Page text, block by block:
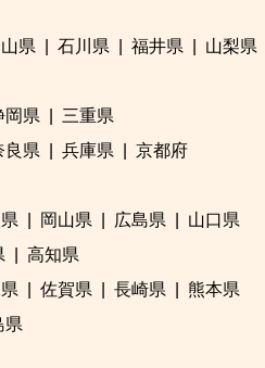
県 石川県 福井県
山梨県
岡県
三重県
良県 兵庫県
京都府
岡山県 広島県
山口県
高知県
佐賀県 長崎県
熊本県
県